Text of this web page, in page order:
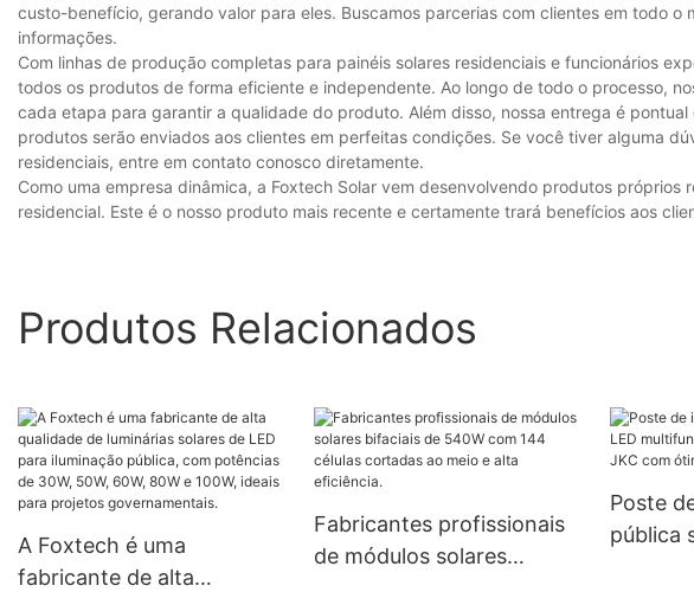
custo-benefício, gerando valor para eles. Buscamos parcerias com clientes em todo
informações.
Com linhas de produção completas para painéis solares residenciais e funcionários
todos os produtos de forma eficiente e independente. Ao longo de todo o processo,
cada etapa para garantir a qualidade do produto. Além disso, nossa entrega é
produtos serão enviados aos clientes em perfeitas condições. Se você tiver alguma
residenciais, entre em contato conosco diretamente.
Como uma empresa dinâmica, a Foxtech Solar vem desenvolvendo produtos próprios
residencial. Este é o nosso produto mais recente e certamente trará benefícios aos
Produtos Relacionados
A Foxtech é uma
fabricante de alta
Fabricantes profissionais
de módulos solares
Poste
pública